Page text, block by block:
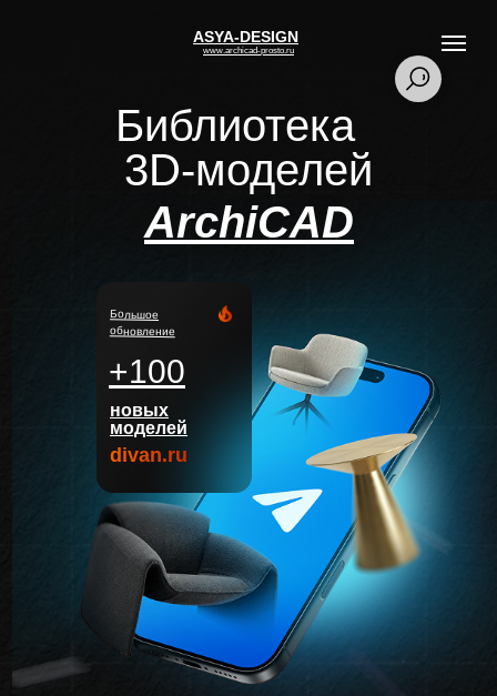
Библиотека
3D-моделей
www.archicad-prosto.ru
ASYA-DESIGN
ArchiCAD
Большое
обновление
+100
новых
моделей
divan.ru